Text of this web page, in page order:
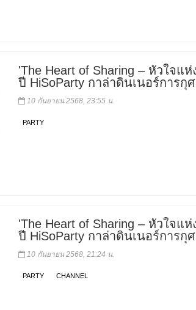
'The Heart of Sharing – หัวใจแ
ปี HiSoParty กาล่าดินเนอร์การกุ
10 กันยายน 2568, 23:55 น.
PARTY
'The Heart of Sharing – หัวใจแ
ปี HiSoParty กาล่าดินเนอร์การกุ
10 กันยายน 2568, 21:24 น.
PARTY CHANNEL